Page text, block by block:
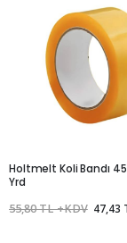
Holtmelt Koli Bandı
Yrd
55,80 TL +KDV 47,43